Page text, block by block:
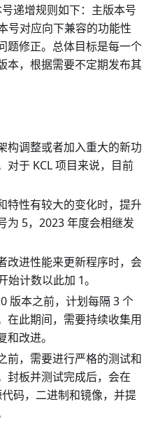
递增规则如下：主版本号
号对应向下兼容的功能性
题修正。总体目标是每一个
本，根据需要不定期发布其
构调整或者加入重大的新功
对于 KCL 项目来说，目前
特性有较大的变化时，提升
为 5，2023 年度会相继发
改进性能来更新程序时，会
计数以此加 1。
版本之前，计划每隔 3 个
在此期间，需要持续收集用
改进。
前，需要进行严格的测试和
封板并测试完成后，会在
码，二进制和镜像，并提